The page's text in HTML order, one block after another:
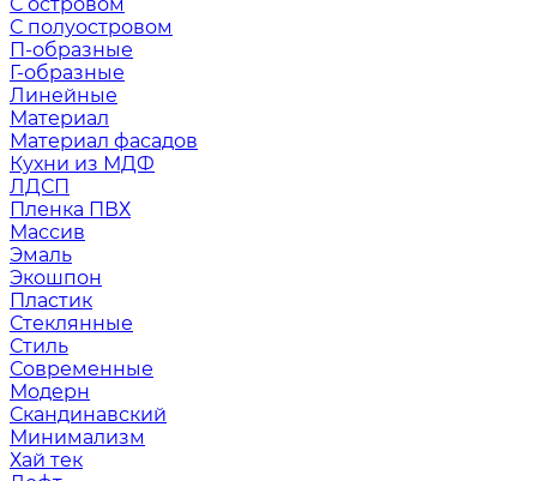
С полуостровом
П-образные
Г-образные
Линейные
Материал
Материал фасадов
Кухни из МДФ
ЛДСП
Пленка ПВХ
Массив
Эмаль
Экошпон
Пластик
Стеклянные
Стиль
Современные
Модерн
Скандинавский
Минимализм
Хай тек